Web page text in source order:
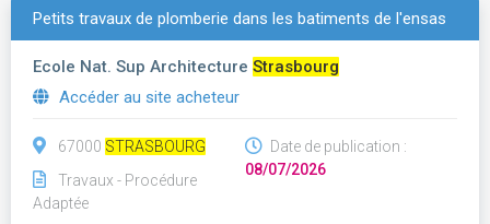
Petits travaux de plomberie dans les batiments de l'ensas
Ecole Nat. Sup Architecture Strasbourg
Accéder au site acheteur
67000 STRASBOURG
Travaux - Procédure
Adaptée
Date de publication :
08/07/2026